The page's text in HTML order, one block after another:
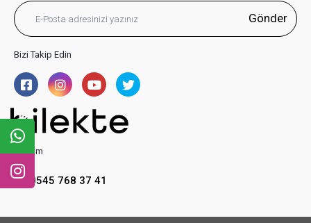
Gönder
Bizi Takip Edin
İletişim
0545 768 37 41